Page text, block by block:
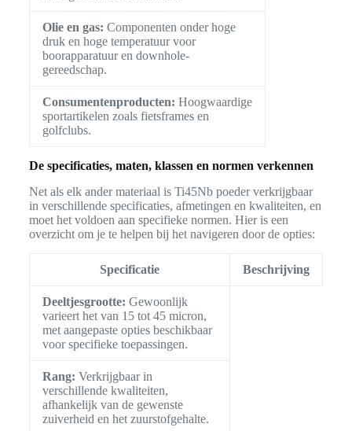
Olie en gas: Componenten onder hoge
druk en hoge temperatuur voor
boorapparatuur en downhole-
gereedschap.
Consumentenproducten: Hoogwaardige
sportartikelen zoals fietsframes en
golfclubs.
De specificaties, maten, klassen en normen verkennen
Net als elk ander materiaal is Ti45Nb poeder verkrijgbaar
in verschillende specificaties, afmetingen en kwaliteiten, en
moet het voldoen aan specifieke normen. Hier is een
overzicht om je te helpen bij het navigeren door de opties:
Specificatie Beschrijving
Deeltjesgrootte: Gewoonlijk
varieert het van 15 tot 45 micron,
met aangepaste opties beschikbaar
voor specifieke toepassingen.
Rang: Verkrijgbaar in
verschillende kwaliteiten,
afhankelijk van de gewenste
zuiverheid en het zuurstofgehalte.